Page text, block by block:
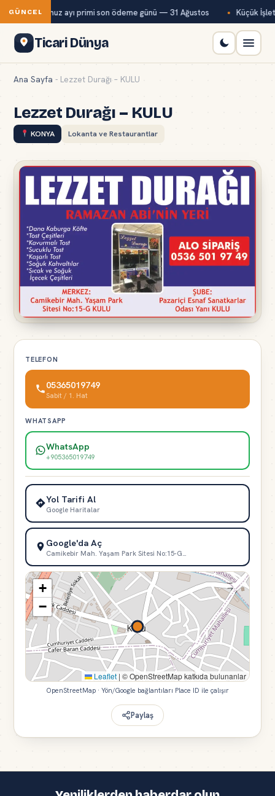
GÜNCEL
Kur temmuz ayı primi son ödeme günü — 31 Ağustos Küçük
Ticari Dünya
Ana Sayfa - Lezzet Durağı – KULU
Lezzet Durağı – KULU
KONYA Lokanta ve Restaurantlar
TELEFON
05365019749
Sabit / 1. Hat
WHATSAPP
WhatsApp
+905365019749
Yol Tarifi Al
Google Haritalar
Google'da Aç
Camikebir Mah. Yaşam Park Sitesi No:15-G…
+
−
Leaflet | © OpenStreetMap katkıda bulunanlar
OpenStreetMap · Yön/Google bağlantıları Place ID ile çalışır
Paylaş